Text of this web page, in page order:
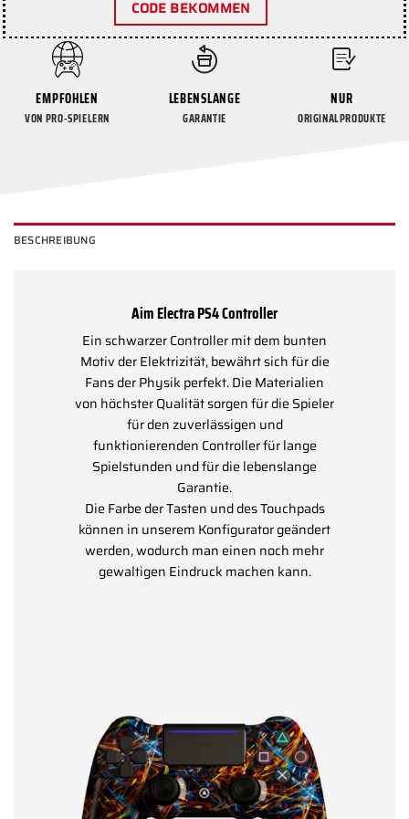
CODE BEKOMMEN
EMPFOHLEN
VON PRO-SPIELERN
LEBENSLANGE
GARANTIE
NUR
ORIGINALPRODUKTE
BESCHREIBUNG
Aim Electra PS4 Controller
Ein schwarzer Controller mit dem bunten
Motiv der Elektrizität, bewährt sich für die
Fans der Physik perfekt. Die Materialien
von höchster Qualität sorgen für die Spieler
für den zuverlässigen und
funktionierenden Controller für lange
Spielstunden und für die lebenslange
Garantie.
Die Farbe der Tasten und des Touchpads
können in unserem Konfigurator geändert
werden, wodurch man einen noch mehr
gewaltigen Eindruck machen kann.